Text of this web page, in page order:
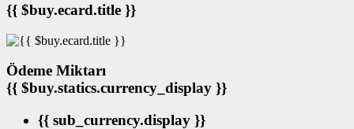
{{ $buy.ecard.title }}
Ödeme Miktarı
{{ $buy.statics.currency_display }}
{{ sub_currency.display }}